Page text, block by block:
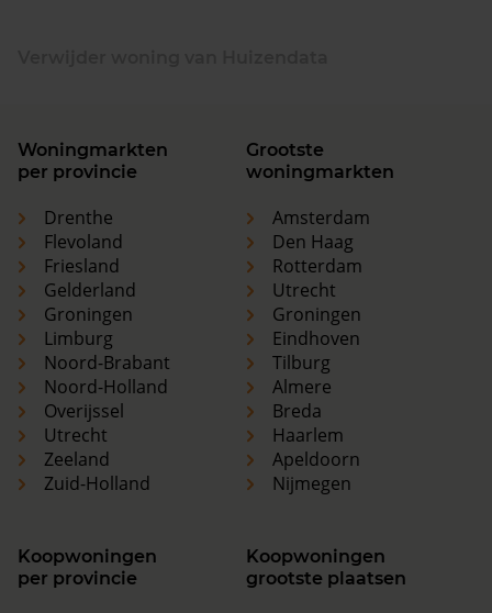
Woningmarkten
per provincie
Drenthe
Flevoland
Friesland
Gelderland
Groningen
Limburg
Noord-Brabant
Noord-Holland
Overijssel
Utrecht
Zeeland
Zuid-Holland
Grootste
woningmarkten
Amsterdam
Den Haag
Rotterdam
Utrecht
Groningen
Eindhoven
Tilburg
Almere
Breda
Haarlem
Apeldoorn
Nijmegen
Koopwoningen
per provincie
Koopwoningen
grootste plaatsen